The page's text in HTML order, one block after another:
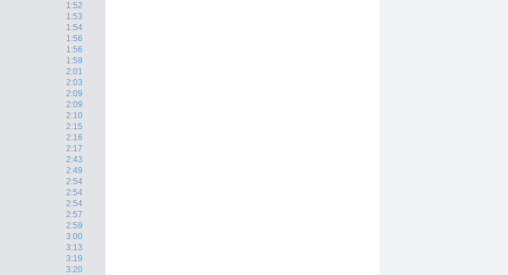
1:52
1:53
1:54
1:56
1:56
1:59
2:01
2:03
2:09
2:09
2:10
2:15
2:16
2:17
2:43
2:49
2:54
2:54
2:54
2:57
2:59
3:00
3:13
3:19
3:20